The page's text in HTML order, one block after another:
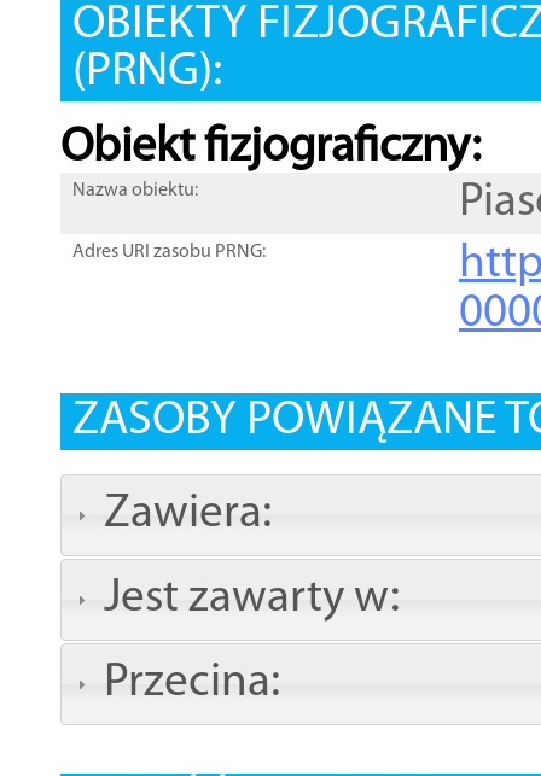
OBIEKTY
(PRNG):
Obiekt fizjograficzny:
Nazwa obiektu:
Adres URI zasobu PRNG:
ZASOBY POWIĄZANE
Zawiera:
Jest zawarty w:
Przecina: